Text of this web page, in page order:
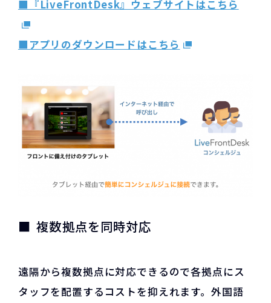
■『LiveFrontDesk』ウェブサイトはこちら
■アプリのダウンロードはこちら
複数拠点を同時対応
遠隔から複数拠点に対応できるので各拠点にス
タッフを配置するコストを抑えれます。外国語